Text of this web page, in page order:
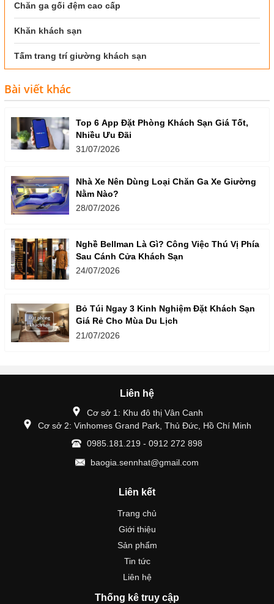
Chăn ga gối đệm cao cấp
Khăn khách sạn
Tấm trang trí giường khách sạn
Bài viết khác
Top 6 App Đặt Phòng Khách Sạn Giá Tốt,
Nhiều Ưu Đãi
31/07/2026
Nhà Xe Nên Dùng Loại Chăn Ga Xe Giường
Nằm Nào?
28/07/2026
Nghề Bellman Là Gì? Công Việc Thú Vị Phía
Sau Cánh Cửa Khách Sạn
24/07/2026
Bỏ Túi Ngay 3 Kinh Nghiệm Đặt Khách Sạn
Giá Rẻ Cho Mùa Du Lịch
21/07/2026
Liên hệ
Cơ sở 1: Khu đô thị Vân Canh
Cơ sở 2: Vinhomes Grand Park, Thủ Đức, Hồ Chí Minh
0985.181.219 - 0912 272 898
baogia.sennhat@gmail.com
Liên kết
Trang chủ
Giới thiệu
Sản phẩm
Tin tức
Liên hệ
Thống kê truy cập